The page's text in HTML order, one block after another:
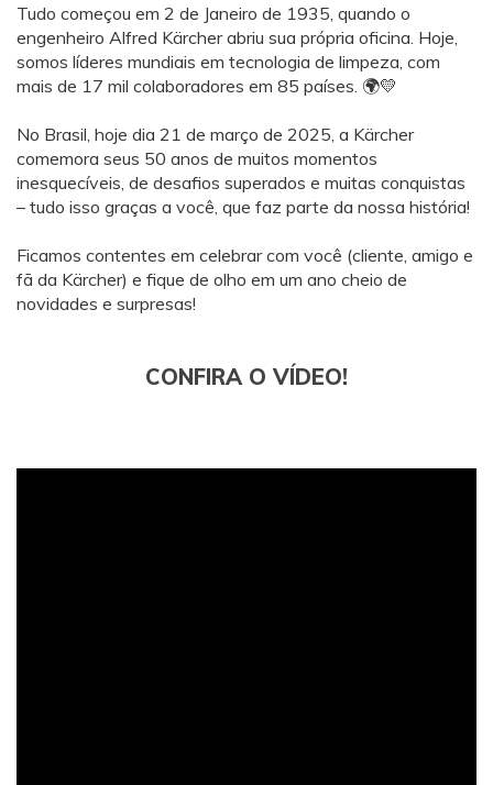
Tudo começou em 2 de Janeiro de 1935, quando o
engenheiro Alfred Kärcher abriu sua própria oficina. Hoje,
somos líderes mundiais em tecnologia de limpeza, com
mais de 17 mil colaboradores em 85 países. 🌍💛
No Brasil, hoje dia 21 de março de 2025, a Kärcher
comemora seus 50 anos de muitos momentos
inesquecíveis, de desafios superados e muitas conquistas
– tudo isso graças a você, que faz parte da nossa história!
Ficamos contentes em celebrar com você (cliente, amigo e
fã da Kärcher) e fique de olho em um ano cheio de
novidades e surpresas!
CONFIRA O VÍDEO!